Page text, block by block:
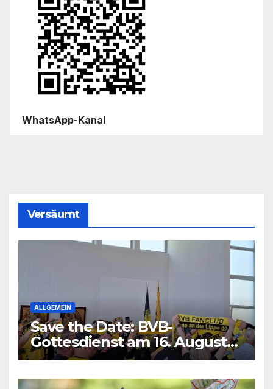
WhatsApp-Kanal
Versäumt
ALLGEMEIN
Save the Date: BVB-
Gottesdienst am 16. August
2026